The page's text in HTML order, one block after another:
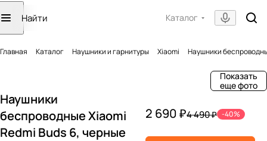
Каталог
Главная Каталог Наушники и гарнитуры Xiaomi Наушники
Показать
еще фото
Наушники
беспроводные Xiaomi
Redmi Buds 6, черные
2 690 ₽4 490 ₽ -40%